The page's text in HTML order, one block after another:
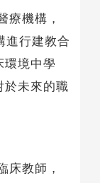
機構，
進行建教合
環境中學
於未來的職
教師，